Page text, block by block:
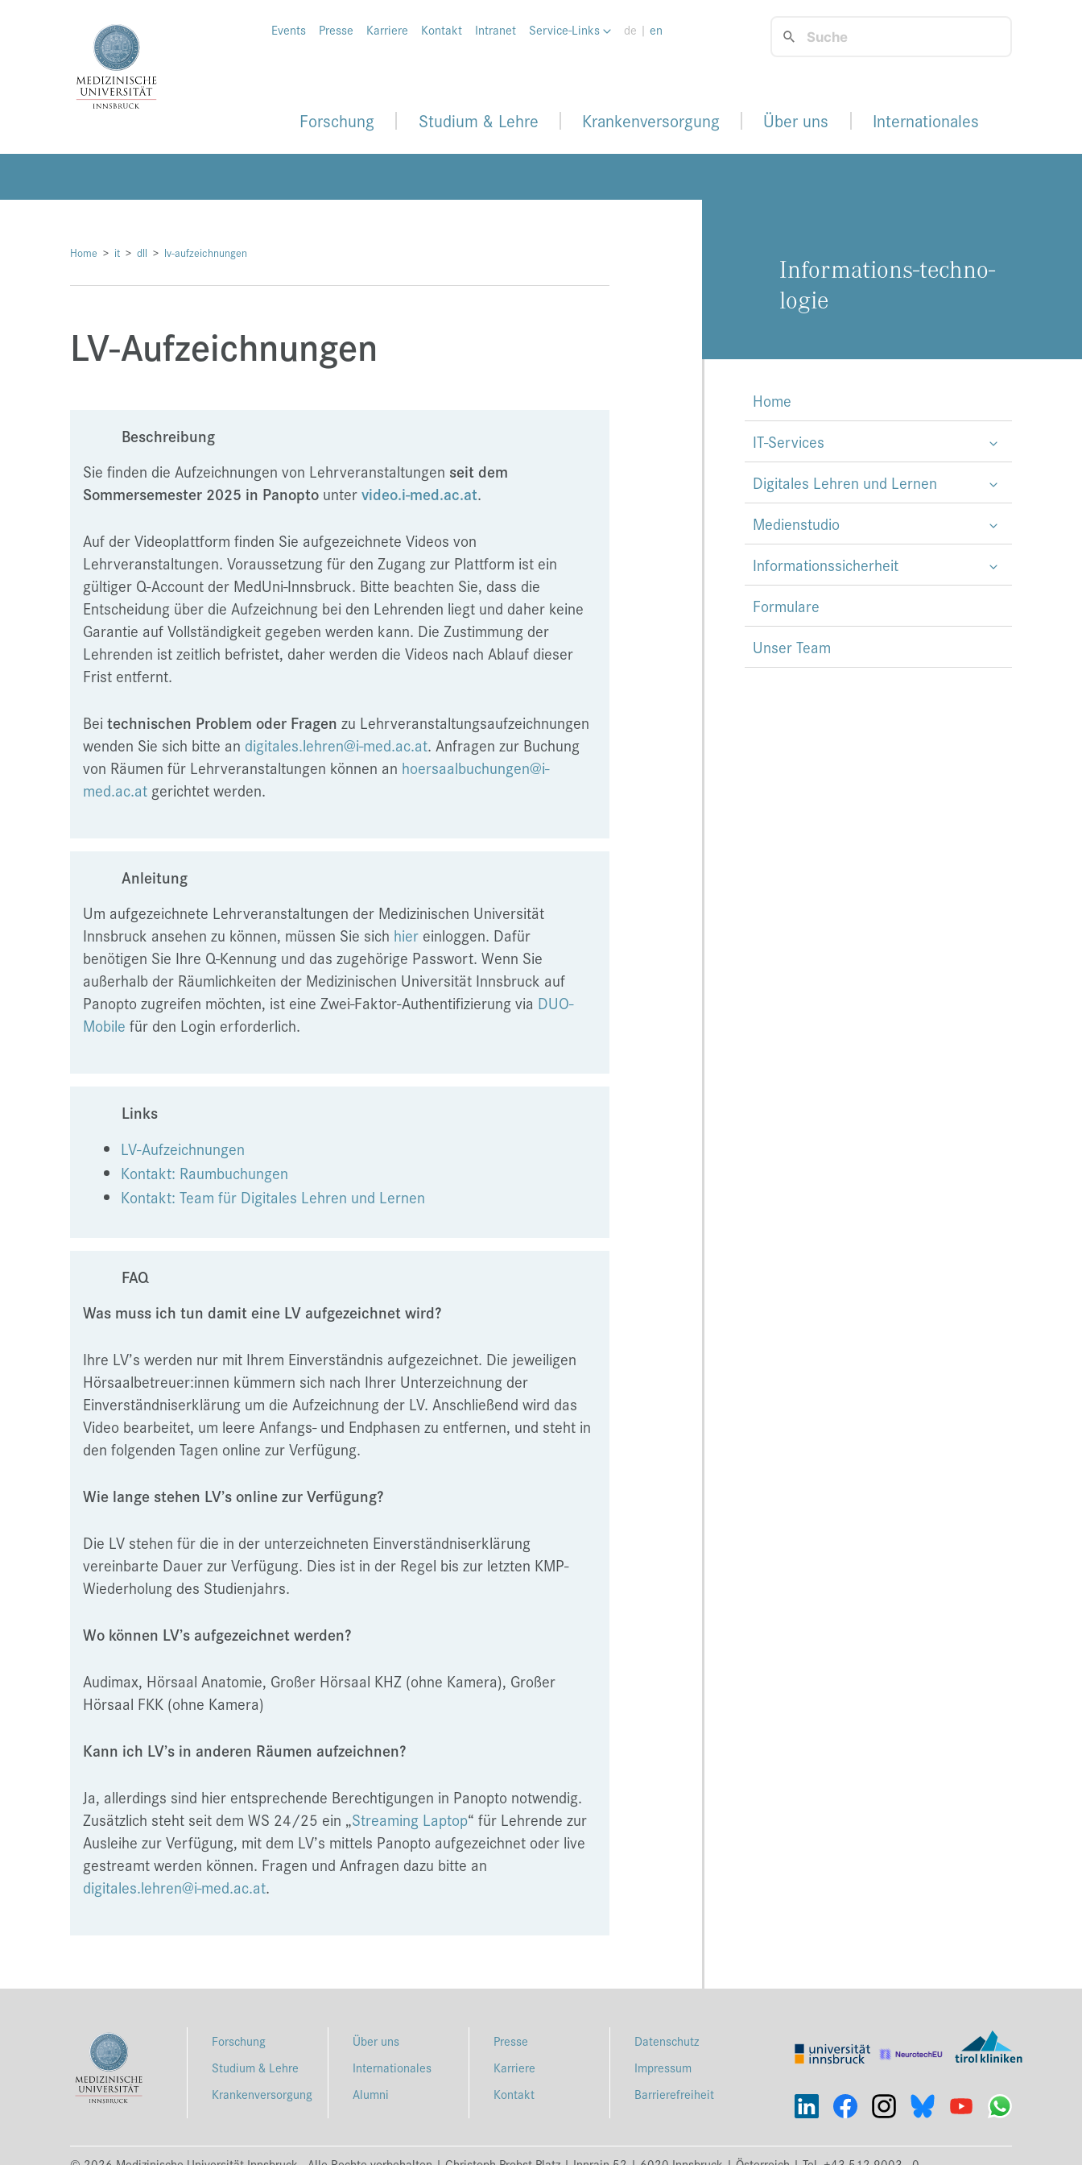
Events Presse Karriere Kontakt Intranet Service-Links de | en
Forschung Studium & Lehre Krankenversorgung Über uns Internationales
Home it dll lv-aufzeichnungen
LV-Aufzeichnungen
Beschreibung
Sie finden die Aufzeichnungen von Lehrveranstaltungen seit dem
Sommersemester 2025 in Panopto untervideo.i-med.ac.at.
Auf der Videoplattform finden Sie aufgezeichnete Videos von
Lehrveranstaltungen. Voraussetzung für den Zugang zur Plattform ist ein
gültiger Q-Account der MedUni-Innsbruck. Bitte beachten Sie, dass die
Entscheidung über die Aufzeichnung bei den Lehrenden liegt und daher keine
Garantie auf Vollständigkeit gegeben werden kann. Die Zustimmung der
Lehrenden ist zeitlich befristet, daher werden die Videos nach Ablauf dieser
Frist entfernt.
Bei technischen Problem oder Fragen zu Lehrveranstaltungsaufzeichnungen
wenden Sie sich bitte an digitales.lehren@i-med.ac.at. Anfragen zur Buchung
von Räumen für Lehrveranstaltungen können an hoersaalbuchungen@i-
med.ac.at gerichtet werden.
Anleitung
Um aufgezeichnete Lehrveranstaltungen der Medizinischen Universität
Innsbruck ansehen zu können, müssen Sie sich hier einloggen. Dafür
benötigen Sie Ihre Q-Kennung und das zugehörige Passwort. Wenn Sie
außerhalb der Räumlichkeiten der Medizinischen Universität Innsbruck auf
Panopto zugreifen möchten, ist eine Zwei-Faktor-Authentifizierung via DUO-
Mobile für den Login erforderlich.
Links
LV-Aufzeichnungen
Kontakt: Raumbuchungen
Kontakt: Team für Digitales Lehren und Lernen
FAQ
Was muss ich tun damit eine LV aufgezeichnet wird?
Ihre LV’s werden nur mit Ihrem Einverständnis aufgezeichnet. Die jeweiligen
Hörsaalbetreuer:innen kümmern sich nach Ihrer Unterzeichnung der
Einverständniserklärung um die Aufzeichnung der LV. Anschließend wird das
Video bearbeitet, um leere Anfangs- und Endphasen zu entfernen, und steht in
den folgenden Tagen online zur Verfügung.
Wie lange stehen LV’s online zur Verfügung?
Die LV stehen für die in der unterzeichneten Einverständniserklärung
vereinbarte Dauer zur Verfügung. Dies ist in der Regel bis zur letzten KMP-
Wiederholung des Studienjahrs.
Wo können LV’s aufgezeichnet werden?
Audimax, Hörsaal Anatomie, Großer Hörsaal KHZ (ohne Kamera), Großer
Hörsaal FKK (ohne Kamera)
Kann ich LV’s in anderen Räumen aufzeichnen?
Ja, allerdings sind hier entsprechende Berechtigungen in Panopto notwendig.
Zusätzlich steht seit dem WS 24/25 ein „Streaming Laptop“ für Lehrende zur
Ausleihe zur Verfügung, mit dem LV’s mittels Panopto aufgezeichnet oder live
gestreamt werden können. Fragen und Anfragen dazu bitte an
digitales.lehren@i-med.ac.at.
In­for­ma­ti­ons-tech­no­
lo­gie
Home
IT-Services
Digitales Lehren und Lernen
Medienstudio
Informationssicherheit
Formulare
Unser Team
Forschung
Studium & Lehre
Krankenversorgung
Über uns
Internationales
Alumni
Presse
Karriere
Kontakt
Datenschutz
Impressum
Barrierefreiheit